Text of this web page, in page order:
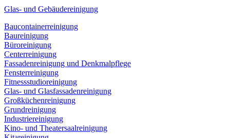
Glas- und Gebäudereinigung
Baucontainerreinigung
Baureinigung
Büroreinigung
Centerreinigung
Fassadenreinigung und Denkmalpflege
Fensterreinigung
Fitnessstudioreinigung
Glas- und Glasfassadenreinigung
Großküchenreinigung
Grundreinigung
Industriereinigung
Kino- und Theatersaalreinigung